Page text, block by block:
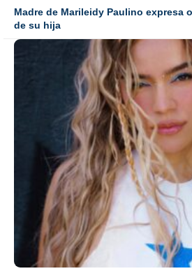
Madre de Marileidy Paulino expresa
de su hija